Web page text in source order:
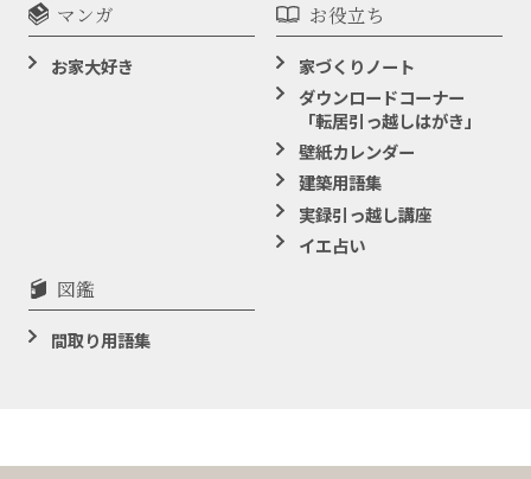
マンガ
お家大好き
お役立ち
家づくりノート
ダウンロードコーナー
「転居引っ越しはがき」
壁紙カレンダー
建築用語集
実録引っ越し講座
イエ占い
図鑑
間取り用語集